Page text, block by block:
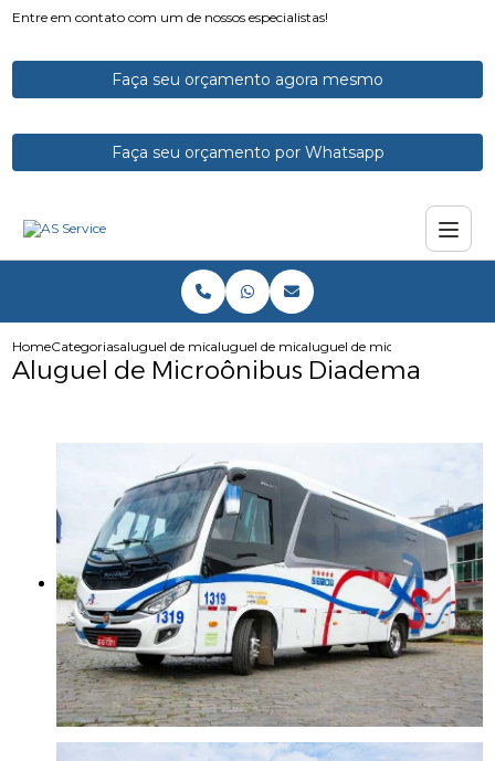
Entre em contato com um de nossos especialistas!
Faça seu orçamento agora mesmo
Faça seu orçamento por Whatsapp
HomeCategoriasaluguel de micro onibusaluguel de microonibusaluguel de microonibus
Aluguel de Microônibus Diadema